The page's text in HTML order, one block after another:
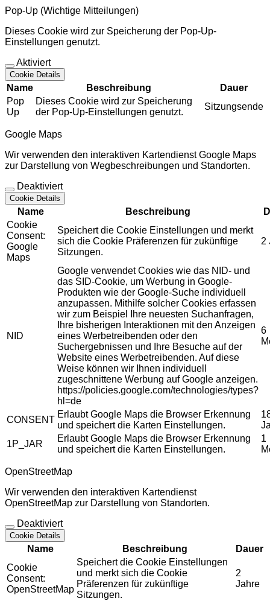
Pop-Up (Wichtige Mitteilungen)
Dieses Cookie wird zur Speicherung der Pop-Up-
Einstellungen genutzt.
Aktiviert
Cookie Details
Name Beschreibung
Dauer
Pop
Up
Dieses Cookie wird zur Speicherung
der Pop-Up-Einstellungen genutzt.
Sitzungsende
Google Maps
Wir verwenden den interaktiven Kartendienst Google Maps
zur Darstellung von Wegbeschreibungen und Standorten.
Deaktiviert
Cookie Details
Name Beschreibung
Cookie
Consent:
Google
Maps
Speichert die Cookie Einstellungen und merkt
sich die Cookie Präferenzen für zukünftige
Sitzungen.
2
NID
Google verwendet Cookies wie das NID- und
das SID-Cookie, um Werbung in Google-
Produkten wie der Google-Suche individuell
anzupassen. Mithilfe solcher Cookies erfassen
wir zum Beispiel Ihre neuesten Suchanfragen,
Ihre bisherigen Interaktionen mit den Anzeigen
eines Werbetreibenden oder den
Suchergebnissen und Ihre Besuche auf der
Website eines Werbetreibenden. Auf diese
Weise können wir Ihnen individuell
zugeschnittene Werbung auf Google anzeigen.
https://policies.google.com/technologies/types?
hl=de
6
CONSENT
Erlaubt Google Maps die Browser Erkennung
und speichert die Karten Einstellungen.
1P_JAR
Erlaubt Google Maps die Browser Erkennung
und speichert die Karten Einstellungen.
1
OpenStreetMap
Wir verwenden den interaktiven Kartendienst
OpenStreetMap zur Darstellung von Standorten.
Deaktiviert
Cookie Details
Name Beschreibung
Dauer
Cookie
Consent:
OpenStreetMap
Speichert die Cookie Einstellungen
und merkt sich die Cookie
Präferenzen für zukünftige
Sitzungen.
2
Jahre